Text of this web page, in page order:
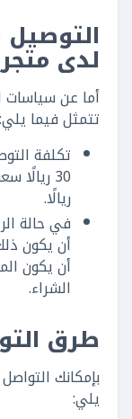
لدى
أما عن سياسات
تتمثل فيما يلي:
تكلفة
ريالًا.
في حالة
أن يكون
الشراء.
طرق
بإمكانك
يلي: